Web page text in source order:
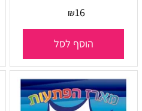
₪16
הוסף לסל